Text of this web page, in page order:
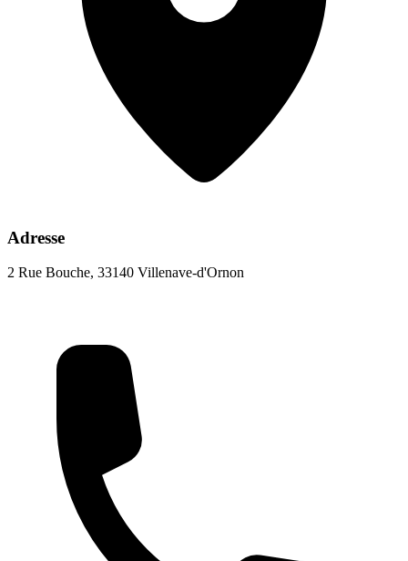
Adresse
2 Rue Bouche, 33140 Villenave-d'Ornon